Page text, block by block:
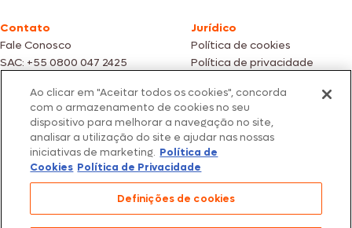
Contato
Fale Conosco
SAC: +55 0800 047 2425
Jurídico
Política de cookies
Política de privacidade
Fotos meramente ilustrativas | Ofertas válidas enquanto durarem os
estoques dos nossos parceiros | Vendas sujeitas a análise e confirmação
de dados.
Os preços, promoções e condições de pagamento são válidos
exclusivamente para compras efetuadas em nossos parceiros.
Todos os produtos estão sujeitos a disponibilidade de estoque.
São Paulo/SP – CEP 05.118-100
© 2026 Seara. Todos os direitos reservados
Ao clicar em "Aceitar todos os cookies", concorda
com o armazenamento de cookies no seu
dispositivo para melhorar a navegação no site,
analisar a utilização do site e ajudar nas nossas
iniciativas de marketing. Política de
Cookies Política de Privacidade
Definições de cookies